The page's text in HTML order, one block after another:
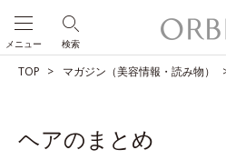
検索
メニュー
TOP マガジン（美容情報・読み物）
ヘアのまとめ